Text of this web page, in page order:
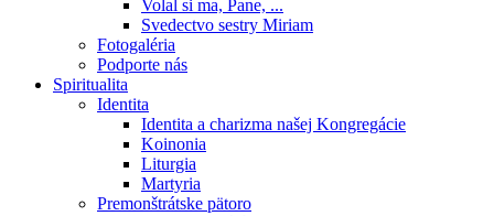
Volal si ma, Pane, ...
Svedectvo sestry Miriam
Fotogaléria
Podporte nás
Spiritualita
Identita
Identita a charizma našej Kongregácie
Koinonia
Liturgia
Martyria
Premonštrátske pätoro